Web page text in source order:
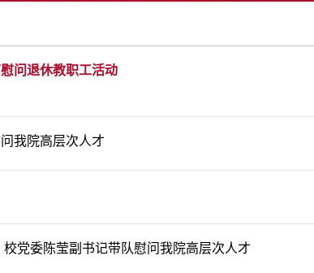
问退休教职工活动
我院高层次人才
党委陈莹副书记带队慰问我院高层次人才